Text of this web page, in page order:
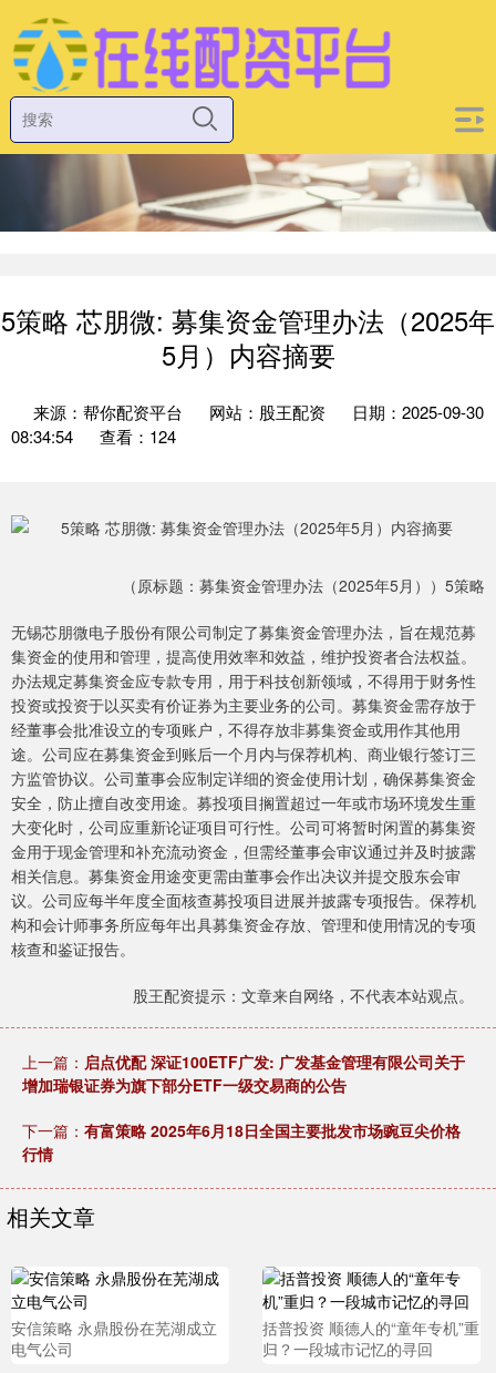
5策略 芯朋微: 募集资金管理办法（2025年
5月）内容摘要
来源：帮你配资平台 网站：股王配资
日期：2025-09-30
08:34:54
查看：124
（原标题：募集资金管理办法（2025年5月））5策略
无锡芯朋微电子股份有限公司制定了募集资金管理办法，旨在规范募
集资金的使用和管理，提高使用效率和效益，维护投资者合法权益。
办法规定募集资金应专款专用，用于科技创新领域，不得用于财务性
投资或投资于以买卖有价证券为主要业务的公司。募集资金需存放于
经董事会批准设立的专项账户，不得存放非募集资金或用作其他用
途。公司应在募集资金到账后一个月内与保荐机构、商业银行签订三
方监管协议。公司董事会应制定详细的资金使用计划，确保募集资金
安全，防止擅自改变用途。募投项目搁置超过一年或市场环境发生重
大变化时，公司应重新论证项目可行性。公司可将暂时闲置的募集资
金用于现金管理和补充流动资金，但需经董事会审议通过并及时披露
相关信息。募集资金用途变更需由董事会作出决议并提交股东会审
议。公司应每半年度全面核查募投项目进展并披露专项报告。保荐机
构和会计师事务所应每年出具募集资金存放、管理和使用情况的专项
核查和鉴证报告。
股王配资提示：文章来自网络，不代表本站观点。
上一篇： 启点优配 深证100ETF广发: 广发基金管理有限公司关于
增加瑞银证券为旗下部分ETF一级交易商的公告
下一篇： 有富策略 2025年6月18日全国主要批发市场豌豆尖价格
行情
相关文章
安信策略 永鼎股份在芜湖成立
电气公司
括普投资 顺德人的“童年专机”重
归？一段城市记忆的寻回